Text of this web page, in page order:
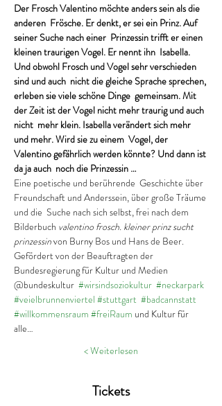
Der Frosch Valentino möchte anders sein als die
anderen  Frösche. Er denkt, er sei ein Prinz. Auf
seiner Suche nach einer  Prinzessin trifft er einen
kleinen traurigen Vogel. Er nennt ihn  Isabella.
Und obwohl Frosch und Vogel sehr verschieden
sind und auch  nicht die gleiche Sprache sprechen,
erleben sie viele schöne Dinge  gemeinsam. Mit
der Zeit ist der Vogel nicht mehr traurig und auch
nicht  mehr klein. Isabella verändert sich mehr
und mehr. Wird sie zu einem  Vogel, der
Valentino gefährlich werden könnte? Und dann ist
da ja auch  noch die Prinzessin …
Eine poetische und berührende  Geschichte über
Freundschaft und Anderssein, über große Träume
und die  Suche nach sich selbst, frei nach dem
Bilderbuch valentino frosch. kleiner prinz sucht
prinzessin von Burny Bos und Hans de Beer.
Gefördert von der Beauftragten der
Bundesregierung für Kultur und Medien
@bundeskultur #wirsindsoziokultur #neckarpark
#veielbrunnenviertel #stuttgart #badcannstatt
#willkommensraum #freiRaum und Kultur für
alle…
Weiterlesen >
Tickets